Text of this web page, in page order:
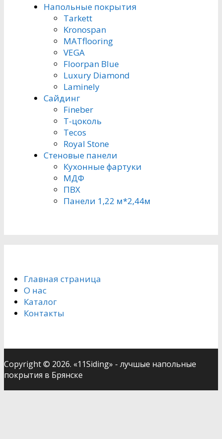
Напольные покрытия
Tarkett
Kronospan
MATflooring
VEGA
Floorpan Blue
Luxury Diamond
Laminely
Сайдинг
Fineber
Т-цоколь
Tecos
Royal Stone
Стеновые панели
Кухонные фартуки
МДФ
ПВХ
Панели 1,22 м*2,44м
Главная страница
О нас
Каталог
Контакты
Copyright © 2026. «11Siding» - лучшые напольные
покрытия в Брянске